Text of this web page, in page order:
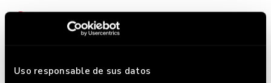
Uso responsable de sus datos
Contact
+34 98 353 99 71